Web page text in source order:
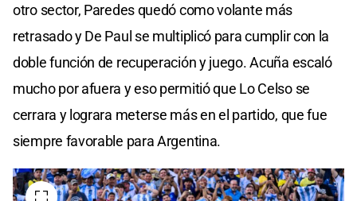
otro sector, Paredes quedó como volante más
retrasado y De Paul se multiplicó para cumplir con la
doble función de recuperación y juego. Acuña escaló
mucho por afuera y eso permitió que Lo Celso se
cerrara y lograra meterse más en el partido, que fue
siempre favorable para Argentina.